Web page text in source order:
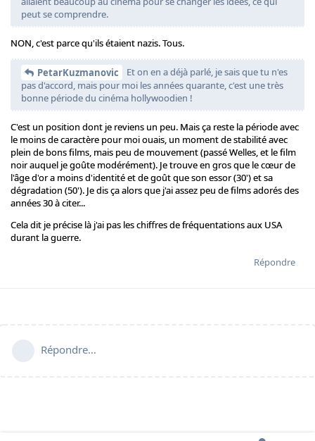
peut se comprendre.
NON, c'est parce qu'ils étaient nazis. Tous.
PetarKuzmanovic
Et on en a déjà parlé, je sais que tu n'es
pas d'accord, mais pour moi les années quarante, c'est une très
bonne période du cinéma hollywoodien !
C'est un position dont je reviens un peu. Mais ça reste la période avec
le moins de caractère pour moi ouais, un moment de stabilité avec
plein de bons films, mais peu de mouvement (passé Welles, et le film
noir auquel je goûte modérément). Je trouve en gros que le cœur de
l'âge d'or a moins d'identité et de goût que son essor (30') et sa
dégradation (50'). Je dis ça alors que j'ai assez peu de films adorés des
années 30 à citer...
Cela dit je précise là j'ai pas les chiffres de fréquentations aux USA
durant la guerre.
Répondre
Répondre…